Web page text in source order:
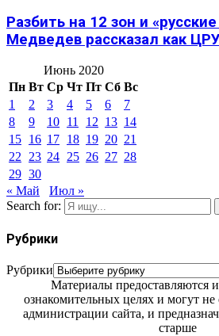
Разбить на 12 зон и
Медведев рассказал как
Июнь 2020
Пн Вт Ср Чт Пт Сб Вс
1
2 3 4 5 6
7
8
9 10 11 12 13 14
15 16 17 18 19 20 21
22
23 24 25 26 27 28
29 30
« Май
Июл »
Search for:
Рубрики
Рубрики
Материалы предоставляются
ознакомительных целях и могут
администрации сайта, и
старше